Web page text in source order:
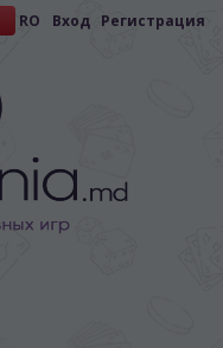
RO Вход Регистрация